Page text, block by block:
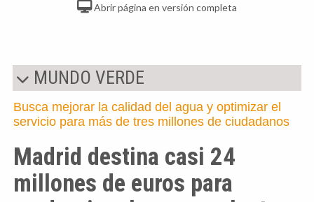
Abrir página en versión completa
MUNDO VERDE
Busca mejorar la calidad del agua y optimizar el
servicio para más de tres millones de ciudadanos
Madrid destina casi 24
millones de euros para